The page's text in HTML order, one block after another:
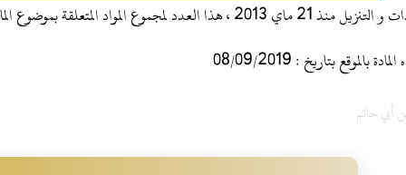
العدد لمجموع المواد المتعلقة بموضوع المادة
بتاريخ : 08/09/2019
أبي حاتم